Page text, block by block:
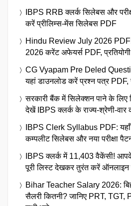
IBPS RRB क्लर्क सिलेबस और
करें प्रीलिम्स-मेंस सिलेबस PDF
Hindu Review July 2026
2026 करेंट अफेयर्स PDF,
CG Vyapam Pre Deled
यहां डाउनलोड करें प्रश्न पत्र PDF,
सरकारी बैंक में सिलेक्शन पाने के लिए
देखें IBPS क्लर्क के राज्य-श्रेणी-
IBPS Clerk Syllabus PDF: यहाँ
कम्पलीट सिलेबस और नया परीक्षा
IBPS क्लर्क में 11,403 वैकेंसी!
पूरी लिस्ट देखकर तुरंत करें ऑनलाइन
Bihar Teacher Salary 2026:
सैलरी कितनी? जानिए PRT,